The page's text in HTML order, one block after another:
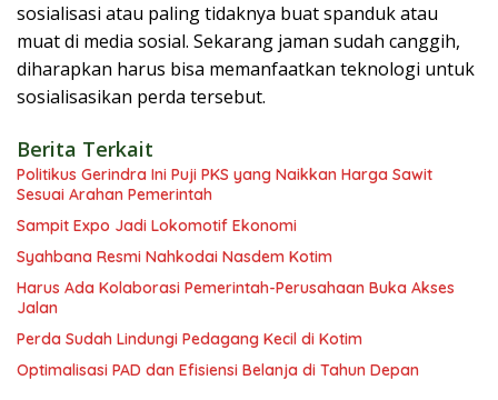
sosialisasi atau paling tidaknya buat spanduk atau
muat di media sosial. Sekarang jaman sudah canggih,
diharapkan harus bisa memanfaatkan teknologi untuk
sosialisasikan perda tersebut.
Berita Terkait
Politikus Gerindra Ini Puji PKS yang Naikkan Harga Sawit
Sesuai Arahan Pemerintah
Sampit Expo Jadi Lokomotif Ekonomi
Syahbana Resmi Nahkodai Nasdem Kotim
Harus Ada Kolaborasi Pemerintah-Perusahaan Buka Akses
Jalan
Perda Sudah Lindungi Pedagang Kecil di Kotim
Optimalisasi PAD dan Efisiensi Belanja di Tahun Depan